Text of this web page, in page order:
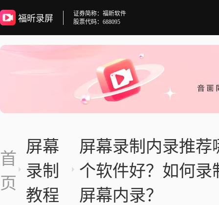
福昕录屏
证券简称：福昕软件
股票代码：688095
首
页
屏幕
录制
教程
屏幕录制内录推荐
个软件好？如何录
屏幕内录？